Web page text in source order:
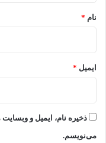
نام *
ایمیل *
ذخیره نام، ایمیل و
می‌نویسم.